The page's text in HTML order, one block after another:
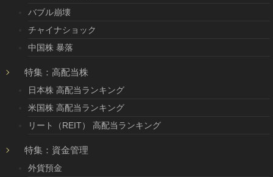
バブル崩壊
チャイナショック
中国株 暴落
特集：高配当株
日本株 高配当ランキング
米国株 高配当ランキング
リート（REIT） 高配当ランキング
特集：資金管理
外貨預金